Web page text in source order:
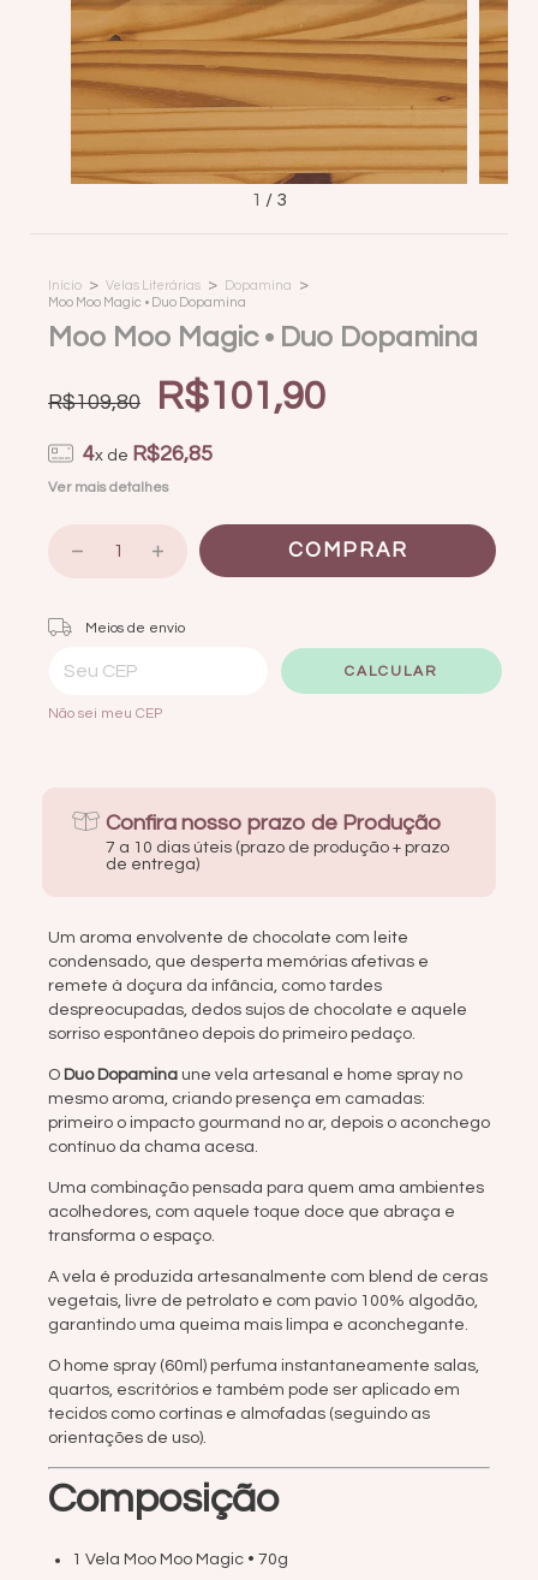
1 / 3
Início > Velas Literárias > Dopamina >
Moo Moo Magic • Duo Dopamina
Moo Moo Magic • Duo Dopamina
R$109,80 R$101,90
4x de R$26,85
Ver mais detalhes
Entregas para o CEP:
Meios de envio
CALCULAR
Não sei meu CEP
Confira nosso prazo de Produção
7 a 10 dias úteis (prazo de produção + prazo
de entrega)
Um aroma envolvente de chocolate com leite
condensado, que desperta memórias afetivas e
remete à doçura da infância, como tardes
despreocupadas, dedos sujos de chocolate e aquele
sorriso espontâneo depois do primeiro pedaço.
O Duo Dopamina une vela artesanal e home spray no
mesmo aroma, criando presença em camadas:
primeiro o impacto gourmand no ar, depois o aconchego
contínuo da chama acesa.
Uma combinação pensada para quem ama ambientes
acolhedores, com aquele toque doce que abraça e
transforma o espaço.
A vela é produzida artesanalmente com blend de ceras
vegetais, livre de petrolato e com pavio 100% algodão,
garantindo uma queima mais limpa e aconchegante.
O home spray (60ml) perfuma instantaneamente salas,
quartos, escritórios e também pode ser aplicado em
tecidos como cortinas e almofadas (seguindo as
orientações de uso).
Composição
1 Vela Moo Moo Magic • 70g